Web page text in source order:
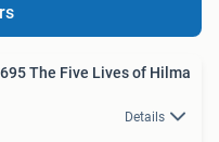
The Five Lives of Hilma
Details